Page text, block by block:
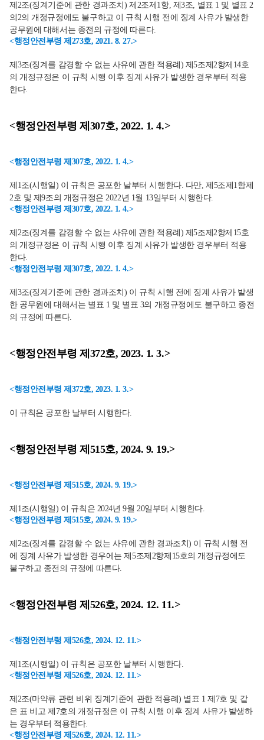
제2조(징계기준에 관한 경과조치) 제2조제1항, 제3조, 별표 1 및 별표 2
의2의 개정규정에도 불구하고 이 규칙 시행 전에 징계 사유가 발생한
공무원에 대해서는 종전의 규정에 따른다.
<행정안전부령 제273호, 2021. 8. 27.>
제3조(징계를 감경할 수 없는 사유에 관한 적용례) 제5조제2항제14호
의 개정규정은 이 규칙 시행 이후 징계 사유가 발생한 경우부터 적용
한다.
<행정안전부령 제307호, 2022. 1. 4.>
<행정안전부령 제307호, 2022. 1. 4.>
제1조(시행일) 이 규칙은 공포한 날부터 시행한다. 다만, 제5조제1항제
2호 및 제9조의 개정규정은 2022년 1월 13일부터 시행한다.
<행정안전부령 제307호, 2022. 1. 4.>
제2조(징계를 감경할 수 없는 사유에 관한 적용례) 제5조제2항제15호
의 개정규정은 이 규칙 시행 이후 징계 사유가 발생한 경우부터 적용
한다.
<행정안전부령 제307호, 2022. 1. 4.>
제3조(징계기준에 관한 경과조치) 이 규칙 시행 전에 징계 사유가 발생
한 공무원에 대해서는 별표 1 및 별표 3의 개정규정에도 불구하고 종전
의 규정에 따른다.
<행정안전부령 제372호, 2023. 1. 3.>
<행정안전부령 제372호, 2023. 1. 3.>
이 규칙은 공포한 날부터 시행한다.
<행정안전부령 제515호, 2024. 9. 19.>
<행정안전부령 제515호, 2024. 9. 19.>
제1조(시행일) 이 규칙은 2024년 9월 20일부터 시행한다.
<행정안전부령 제515호, 2024. 9. 19.>
제2조(징계를 감경할 수 없는 사유에 관한 경과조치) 이 규칙 시행 전
에 징계 사유가 발생한 경우에는 제5조제2항제15호의 개정규정에도
불구하고 종전의 규정에 따른다.
<행정안전부령 제526호, 2024. 12. 11.>
<행정안전부령 제526호, 2024. 12. 11.>
제1조(시행일) 이 규칙은 공포한 날부터 시행한다.
<행정안전부령 제526호, 2024. 12. 11.>
제2조(마약류 관련 비위 징계기준에 관한 적용례) 별표 1 제7호 및 같
은 표 비고 제7호의 개정규정은 이 규칙 시행 이후 징계 사유가 발생하
는 경우부터 적용한다.
<행정안전부령 제526호, 2024. 12. 11.>